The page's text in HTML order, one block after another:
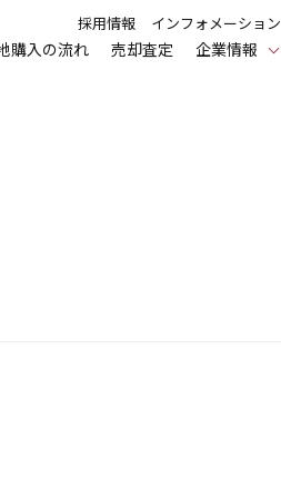
採用情報 インフォメーション
購入の流れ 売却査定 企業情報